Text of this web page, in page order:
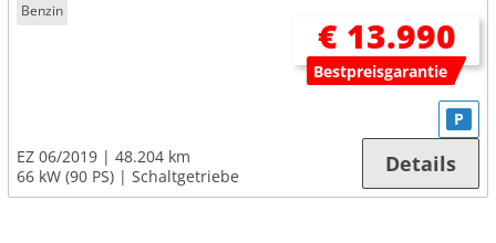
Benzin
€ 13.990
Bestpreisgarantie
EZ 06/2019
48.204 km
66 kW (90 PS)
Schaltgetriebe
P
Details